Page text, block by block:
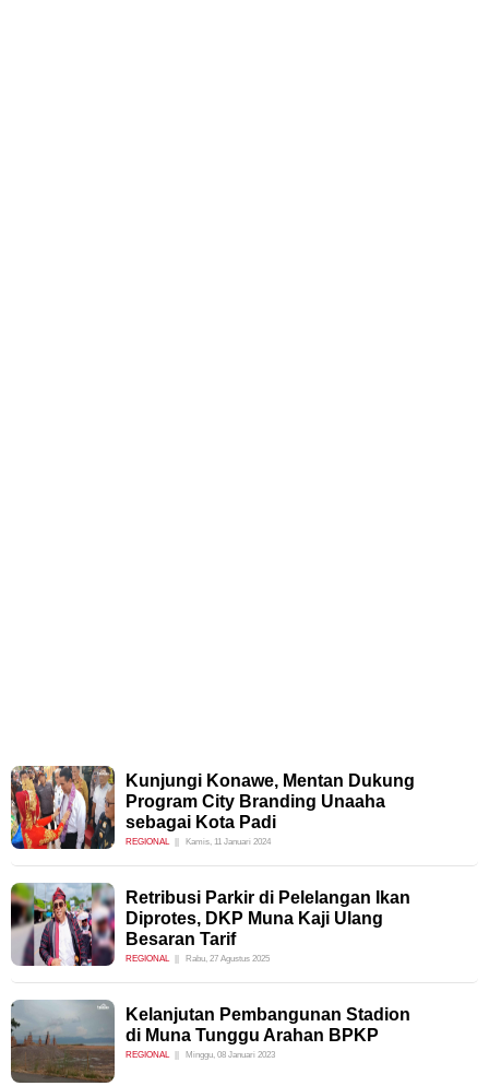
Kunjungi Konawe, Mentan Dukung
Program City Branding Unaaha
sebagai Kota Padi
REGIONAL Kamis, 11 Januari 2024
Retribusi Parkir di Pelelangan Ikan
Diprotes, DKP Muna Kaji Ulang
Besaran Tarif
REGIONAL Rabu, 27 Agustus 2025
Kelanjutan Pembangunan Stadion
di Muna Tunggu Arahan BPKP
REGIONAL Minggu, 08 Januari 2023